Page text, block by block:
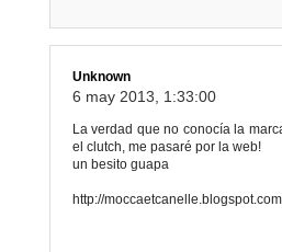
Unknown
6 may 2013, 1:33:00
La verdad que no conocía la
el clutch, me pasaré por la web!
un besito guapa
http://